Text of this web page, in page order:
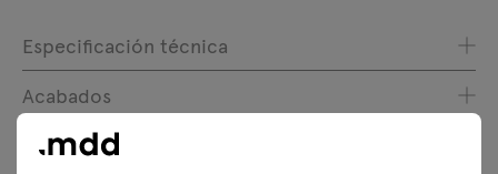
Especificación técnica
Acabados
Ecología